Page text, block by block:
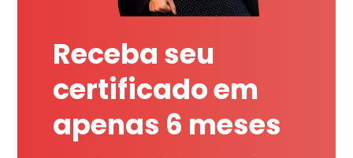
Receba seu
certificado em
apenas 6 meses